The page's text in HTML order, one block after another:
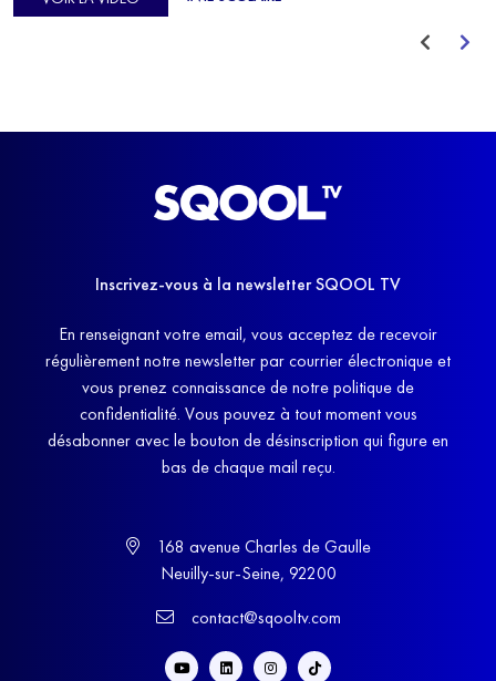
avant de trouver un nouvel équilibre.
Inscrivez-vous à la newsletter SQOOL TV
En renseignant votre email, vous acceptez de recevoir
régulièrement notre newsletter par courrier électronique et
vous prenez connaissance de notre politique de
confidentialité. Vous pouvez à tout moment vous
désabonner avec le bouton de désinscription qui figure en
bas de chaque mail reçu.
168 avenue Charles de Gaulle
Neuilly-sur-Seine, 92200
contact@sqooltv.com